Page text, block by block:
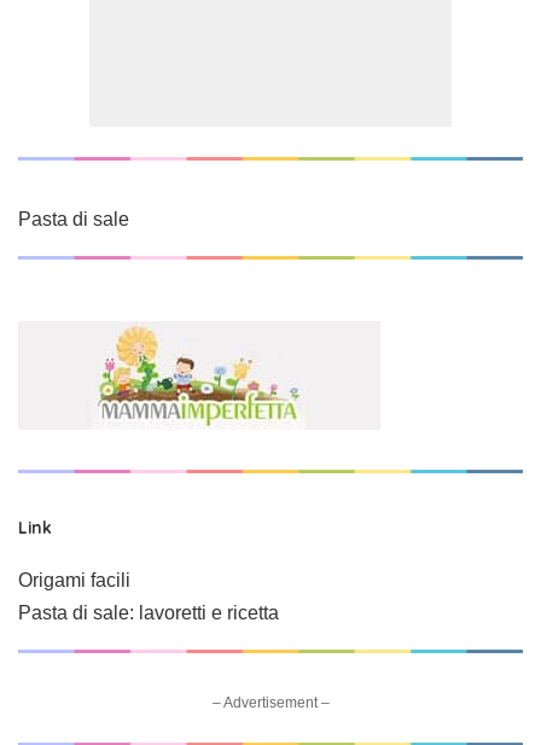
Pasta di sale
Link
Origami facili
Pasta di sale: lavoretti e ricetta
– Advertisement –